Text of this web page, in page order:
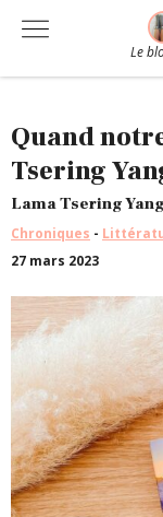
Le
Quand
Tsering
Lama Tsering
Chroniques -
27 mars 2023